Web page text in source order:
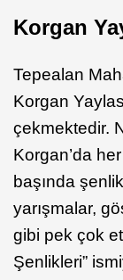
Korgan
Tepealan
Korgan
çekmektedir.
Korgan’da
başında
yarışmalar,
gibi pek çok
Şenlikleri”